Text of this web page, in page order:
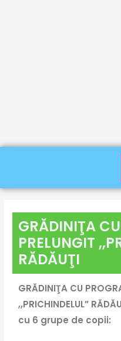
GRĂDINIŢA
PRELUNGIT
RĂDĂUŢI
GRĂDINIŢA CU
,,PRICHINDELUL”
cu 6 grupe de copii: